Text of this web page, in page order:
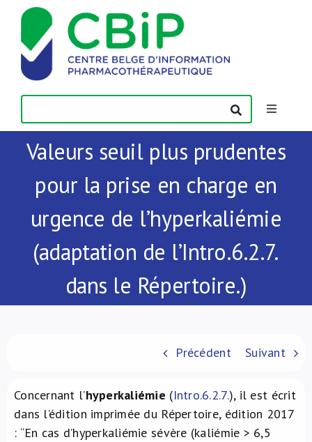
Passer
contenu
Toggle
Actualités
Publications
Valeurs seuil plus prudentes
pour la prise en charge en
urgence de l’hyperkaliémie
(adaptation de l’Intro.6.2.7.
dans le Répertoire.)
Précédent Suivant
Concernant l’hyperkaliémie (Intro.6.2.7.), il est écrit
dans l’édition imprimée du Répertoire, édition 2017
: “En cas d’hyperkaliémie sévère (kaliémie > 6,5